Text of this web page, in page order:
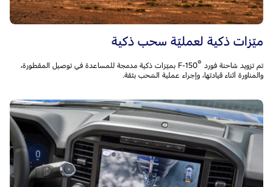
ميّزات ذكية لعمليّة سحب ذكية
تم تزويد شاحنة فورد F-150 ®
‎ بميّزات ذكية مدمجة للمساعدة في توصيل المقطورة،
والمناورة أثناء قيادتها، وإجراء عملية السّحب بثقة.